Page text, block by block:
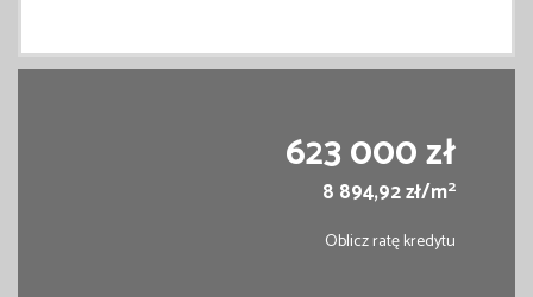
623 000 zł
8 894,92 zł/m2
Oblicz ratę kredytu